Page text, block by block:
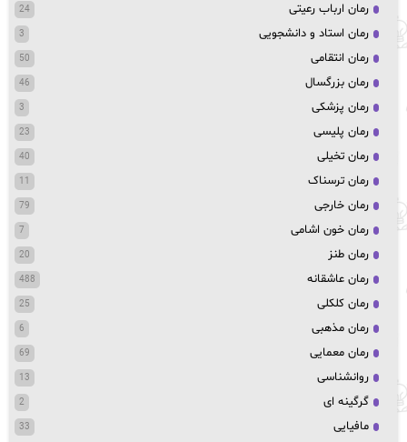
رمان ارباب رعیتی 24
رمان استاد و دانشجویی 3
رمان انتقامی 50
رمان بزرگسال 46
رمان پزشکی 3
رمان پلیسی 23
رمان تخیلی 40
رمان ترسناک 11
رمان خارجی 79
رمان خون اشامی 7
رمان طنز 20
رمان عاشقانه 488
رمان کلکلی 25
رمان مذهبی 6
رمان معمایی 69
روانشناسی 13
گرگینه ای 2
مافیایی 33